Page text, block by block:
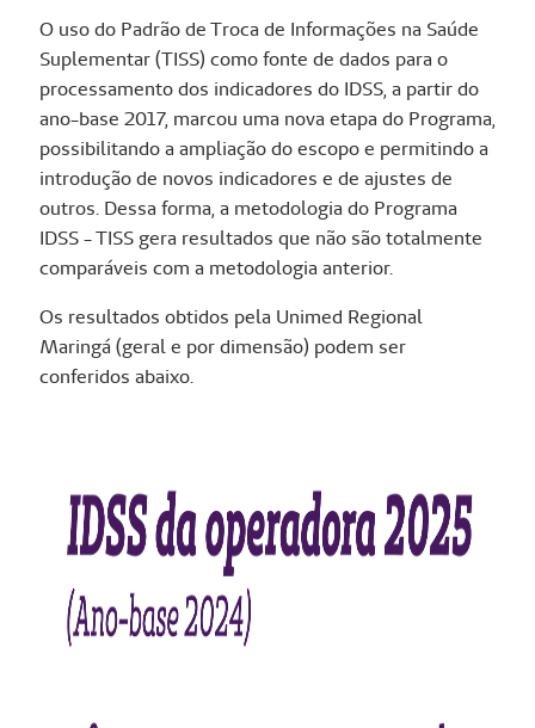
O uso do Padrão de Troca de Informações na Saúde
Suplementar (TISS) como fonte de dados para o
processamento dos indicadores do IDSS, a partir do
ano-base 2017, marcou uma nova etapa do Programa,
possibilitando a ampliação do escopo e permitindo a
introdução de novos indicadores e de ajustes de
outros. Dessa forma, a metodologia do Programa
IDSS - TISS gera resultados que não são totalmente
comparáveis com a metodologia anterior.
Os resultados obtidos pela Unimed Regional
Maringá (geral e por dimensão) podem ser
conferidos abaixo.